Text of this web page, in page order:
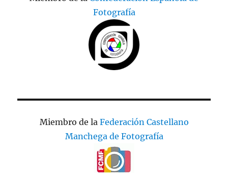
Fotografía
Miembro de la Federación Castellano
Manchega de Fotografía